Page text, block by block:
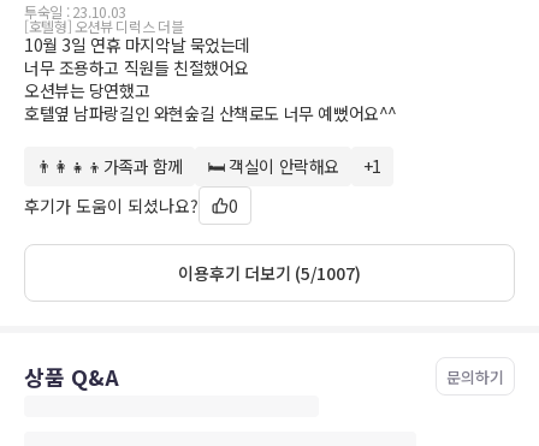
투숙일 :23.10.03
[호텔형] 오션뷰 디럭스 더블
10월 3일 연휴 마지악날 묵었는데
너무 조용하고 직원들 친절했어요
오션뷰는 당연했고
호텔옆 남파랑길인 와현숲길 산책로도 너무 예뻤어요^^
👨‍👩‍👧‍👦가족과 함께 🛏 객실이 안락해요 키워드 더보기
+1
후기가 도움이 되셨나요?
0
이용후기 더보기 (5/1007)
상품 Q&A 문의하기